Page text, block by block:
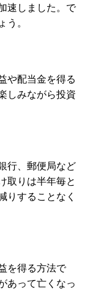
速しました。で
。
や配当金を得る
しみながら投資
行、郵便局など
取りは半年毎と
りすることなく
を得る方法で
あって亡くなっ